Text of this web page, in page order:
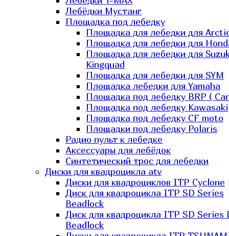
Лебёдки Мустанг
Площадка под лебедку
Площадка для лебедки для
Площадка для лебедки для
Площадка для лебедки для
Kingquad
Площадка для лебедки для SYM
Площадка лебедки для Yamaha
Площадка под лебедку BRP (
Площадка под лебедку Kawasaki
Площадка под лебедку СF moto
Площадки под лебедку Polaris
Радио пульт к лебедке
Аксессуары для лебёдок
Синтетический трос для лебедки
Диски для квадроцикла atv
Диски для квадроциклов ITP Cyclone
Диск для квадроцикла ITP SD Series
Beadlock
Диск для квадроцикла ITP SD Series
Beadlock